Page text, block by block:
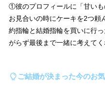
①彼のプロフィールに「甘いも
お見合いの時にケーキを2つ
約指輪と結婚指輪を買いに行
がらず最後まで一緒に考えてく
ご結婚が決まった今のお